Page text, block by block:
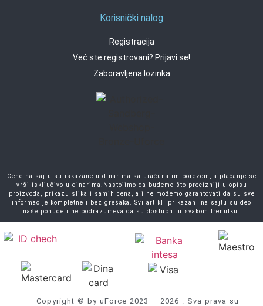
Korisnički nalog
Registracija
Već ste registrovani? Prijavi se!
Zaboravljena lozinka
Cene na sajtu su iskazane u dinarima sa uračunatim porezom, a plaćanje se
vrši isključivo u dinarima.Nastojimo da budemo što precizniji u opisu
proizvoda, prikazu slika i samih cena, ali ne možemo garantovati da su sve
informacije kompletne i bez grešaka. Svi artikli prikazani na sajtu su deo
naše ponude i ne podrazumeva da su dostupni u svakom trenutku.
Copyright © by uForce 2023 – 2026 . Sva prava su